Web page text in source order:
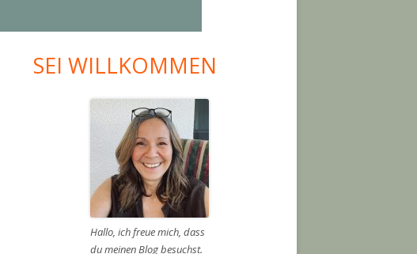
Haupt-
Seitenleiste
SEI WILLKOMMEN
Hallo, ich freue mich, dass
du meinen Blog besuchst.